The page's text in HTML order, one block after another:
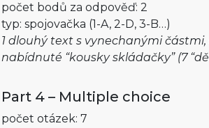
počet bodů za odpověď: 2
typ: spojovačka (1-A, 2-D, 3-B…)
1 dlouhý text s vynechanými
nabídnuté “kousky skládačky” (7
Part 4 – Multiple choice
počet otázek: 7